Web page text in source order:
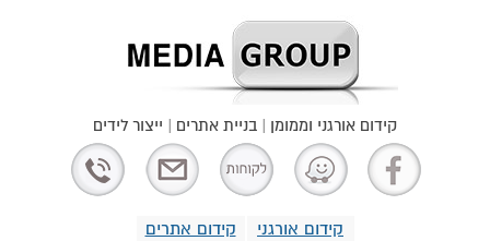
קידום אורגני קידום אתרים
קידום אורגני וממומן | בניית אתרים | ייצור לידים